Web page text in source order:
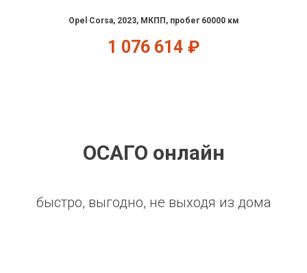
Opel Corsa, 2023, МКПП, пробег 60000 км
1 076 614 ₽
ОСАГО онлайн
быстро, выгодно, не выходя из дома